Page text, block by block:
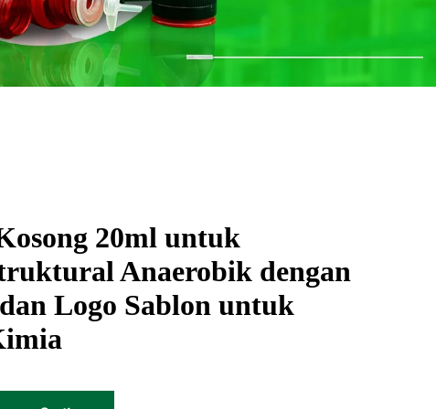
20ml untuk
Anaerobik dengan
Logo Sablon untuk